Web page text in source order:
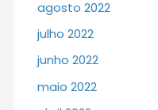
agosto 2022
julho 2022
junho 2022
maio 2022